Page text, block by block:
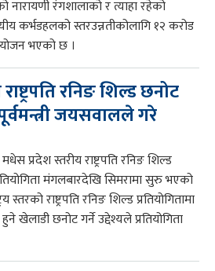
नारायणी रंगशालाको र त्याहा रहेको
कर्भडहलको स्तरउन्नतीकोलागि १२ करोड
भएको छ ।
रनिङ शिल्ड छनोट
जयसवालले गरे
प्रदेश स्तरीय राष्ट्रपति रनिङ शिल्ड
मंगलबारदेखि सिमरामा सुरु भएको
स्तरको राष्ट्रपति रनिङ शिल्ड प्रतियोगितामा
खेलाडी छनोट गर्ने उद्देश्यले प्रतियोगिता